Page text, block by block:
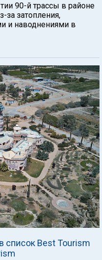
90-й трассы в районе
за затопления,
и наводнениями в
список Best Tourism